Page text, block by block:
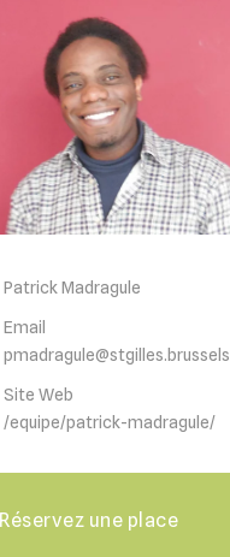
Patrick Madragule
Email
pmadragule@stgilles.brussels
Site Web
/equipe/patrick-madragule/
Réservez une place